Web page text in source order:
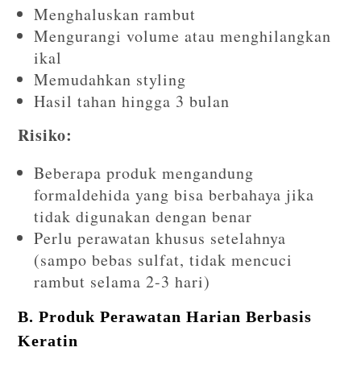
Menghaluskan rambut
Mengurangi volume atau menghilangkan
ikal
Memudahkan styling
Hasil tahan hingga 3 bulan
Risiko:
Beberapa produk mengandung
formaldehida yang bisa berbahaya jika
tidak digunakan dengan benar
Perlu perawatan khusus setelahnya
(sampo bebas sulfat, tidak mencuci
rambut selama 2-3 hari)
B. Produk Perawatan Harian Berbasis
Keratin